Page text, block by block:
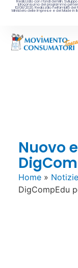
Realizzato con i fondi del Min.
Infoconsumo del programma
10/08/2020. Realizzato nell’ambito
Ministero delle Imprese e del Made in
Nuovo
Home» Notizie
DigCompEdu